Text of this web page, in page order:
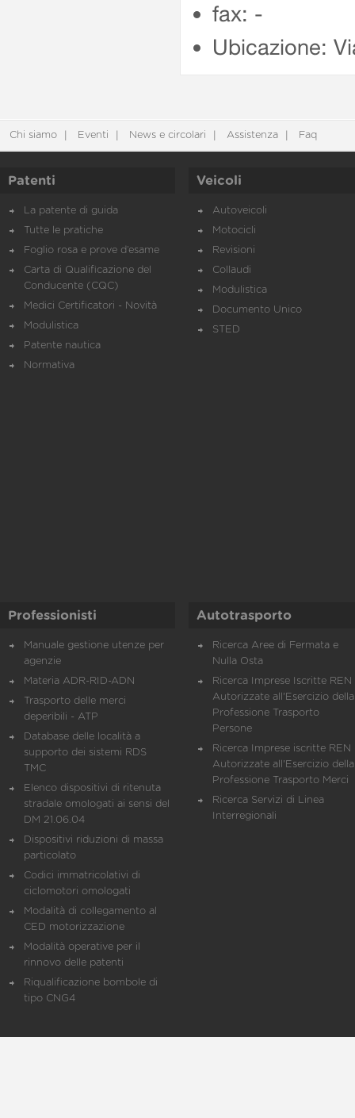
fax: -
Ubicazione:
Chi siamo Eventi News e circolari Assistenza Faq
Patenti
La patente di guida
Tutte le pratiche
Foglio rosa e prove d’esame
Carta di Qualificazione del
Conducente (CQC)
Medici Certificatori - Novità
Modulistica
Patente nautica
Normativa
Veicoli
Autoveicoli
Motocicli
Revisioni
Collaudi
Modulistica
Documento Unico
STED
Professionisti
Manuale gestione utenze per
agenzie
Materia ADR-RID-ADN
Trasporto delle merci
deperibili - ATP
Database delle località a
supporto dei sistemi RDS
TMC
Elenco dispositivi di ritenuta
stradale omologati ai sensi del
DM 21.06.04
Dispositivi riduzioni di massa
particolato
Codici immatricolativi di
ciclomotori omologati
Modalità di collegamento al
CED motorizzazione
Modalità operative per il
rinnovo delle patenti
Riqualificazione bombole di
tipo CNG4
Autotrasporto
Ricerca Aree di Fermata e
Nulla Osta
Ricerca Imprese Iscritte REN
Autorizzate all'Esercizio della
Professione Trasporto
Persone
Ricerca Imprese iscritte REN
Autorizzate all'Esercizio della
Professione Trasporto Merci
Ricerca Servizi di Linea
Interregionali